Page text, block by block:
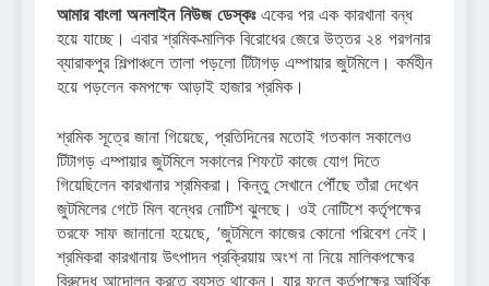
আমার বাংলা অনলাইন নিউজ ডেস্কঃএকের পর এক কারখানা বন্ধ
হয়ে যাচ্ছে। এবার শ্রমিক-মালিক বিরোধের জেরে উত্তর ২৪ পরগনার
ব্যারাকপুর শিল্পাঞ্চলে তালা পড়লো টিটাগড় এম্পায়ার জুটমিলে। কর্মহীন
হয়ে পড়লেন কমপক্ষে আড়াই হাজার শ্রমিক।
শ্রমিক সূত্রে জানা গিয়েছে, প্রতিদিনের মতোই গতকাল সকালেও
টিটাগড় এম্পায়ার জুটমিলে সকালের শিফটে কাজে যোগ দিতে
গিয়েছিলেন কারখানার শ্রমিকরা। কিন্তু সেখানে পৌঁছে তাঁরা দেখেন
জুটমিলের গেটে মিল বন্ধের নোটিশ ঝুলছে। ওই নোটিশে কর্তৃপক্ষের
তরফে সাফ জানানো হয়েছে, ‘জুটমিলে কাজের কোনো পরিবেশ নেই।
শ্রমিকরা কারখানায় উৎপাদন প্রক্রিয়ায় অংশ না নিয়ে মালিকপক্ষের
বিরুদ্ধে আন্দোলন করতে ব্যস্ত থাকেন। যার ফলে কর্তৃপক্ষের আর্থিক